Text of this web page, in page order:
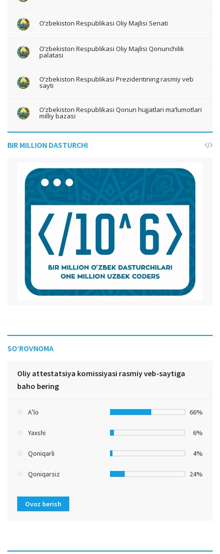
O‘zbekiston Respublikasi Oliy Majlisi Senati
O‘zbekiston Respublikasi Oliy Majlisi Qonunchilik
palatasi
O‘zbekiston Respublikasi Prezidentining rasmiy veb
sayti
O‘zbekiston Respublikasi Qonun hujjatlari ma’lumotlari
milliy bazasi
BIR MILLION DASTURCHI
SO‘ROVNOMA
Oliy attestatsiya komissiyasi rasmiy veb-saytiga
baho bering
A’lo 66%
Yaxshi 6%
Qoniqarli 4%
Qoniqarsiz 24%
Ovoz berish